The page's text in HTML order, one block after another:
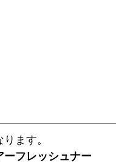
ます。
ーフレッシュナー